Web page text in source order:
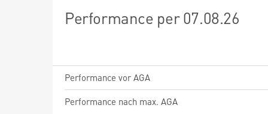
Performance per 07.08.26
Performance vor AGA
Performance nach max. AGA